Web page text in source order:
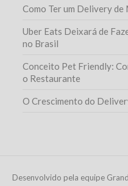
Como Ter um Delivery de
Uber Eats Deixará de
no Brasil
Conceito Pet Friendly:
o Restaurante
O Crescimento do
Desenvolvido pela equipe